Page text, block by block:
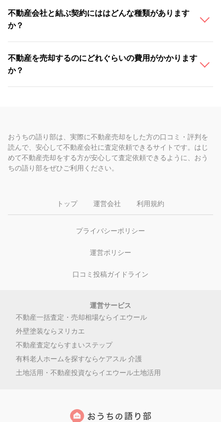
不動産会社と結ぶ契約にははどんな種類があります
か？
不動産を売却するのにどれぐらいの費用がかかります
か？
おうちの語り部は、実際に不動産売却をした方の口コミ・評判を
読んで、安心して不動産会社に査定依頼できるサイトです。はじ
めて不動産売却をする方が安心して査定依頼できるように、おう
ちの語り部をぜひご利用ください。
トップ 運営会社 利用規約
プライバシーポリシー
運営ポリシー
口コミ投稿ガイドライン
運営サービス
不動産一括査定・売却相場ならイエウール
外壁塗装ならヌリカエ
不動産査定ならすまいステップ
有料老人ホームを探すならケアスル 介護
土地活用・不動産投資ならイエウール土地活用